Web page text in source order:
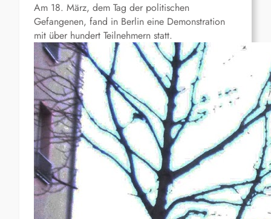
Am 18. März, dem Tag der politischen
Gefangenen, fand in Berlin eine Demonstration
mit über hundert Teilnehmern statt.